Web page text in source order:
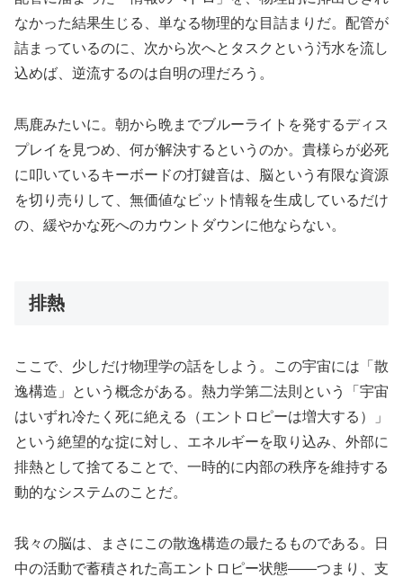
なかった結果生じる、単なる物理的な目詰まりだ。配管が
詰まっているのに、次から次へとタスクという汚水を流し
込めば、逆流するのは自明の理だろう。
馬鹿みたいに。朝から晩までブルーライトを発するディス
プレイを見つめ、何が解決するというのか。貴様らが必死
に叩いているキーボードの打鍵音は、脳という有限な資源
を切り売りして、無価値なビット情報を生成しているだけ
の、緩やかな死へのカウントダウンに他ならない。
排熱
ここで、少しだけ物理学の話をしよう。この宇宙には「散
逸構造」という概念がある。熱力学第二法則という「宇宙
はいずれ冷たく死に絶える（エントロピーは増大する）」
という絶望的な掟に対し、エネルギーを取り込み、外部に
排熱として捨てることで、一時的に内部の秩序を維持する
動的なシステムのことだ。
我々の脳は、まさにこの散逸構造の最たるものである。日
中の活動で蓄積された高エントロピー状態——つまり、支